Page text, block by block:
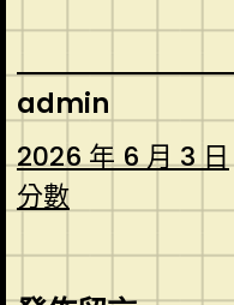
admin
2026 年 6 月 3 日
分數